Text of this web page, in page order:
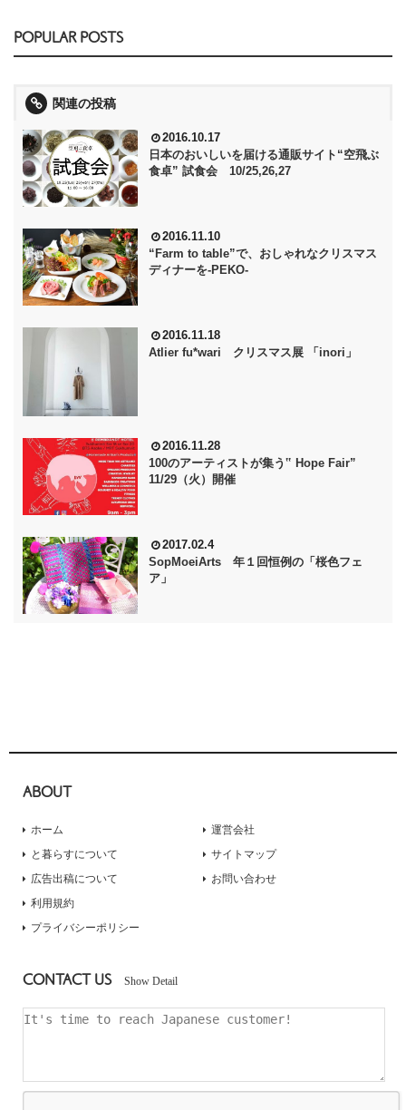
POPULAR POSTS
関連の投稿
2016.10.17
日本のおいしいを届ける通販サイト“空飛ぶ
食卓” 試食会 10/25,26,27
2016.11.10
“Farm to table”で、おしゃれなクリスマス
ディナーを‐PEKO‐
2016.11.18
Atlier fu*wari クリスマス展 「inori」
2016.11.28
100のアーティストが集う‟ Hope Fair”
11/29（火）開催
2017.02.4
SopMoeiArts 年１回恒例の「桜色フェ
ア」
ABOUT
ホーム
と暮らすについて
広告出稿について
運営会社
サイトマップ
お問い合わせ
利用規約
プライバシーポリシー
CONTACT US Show Detail